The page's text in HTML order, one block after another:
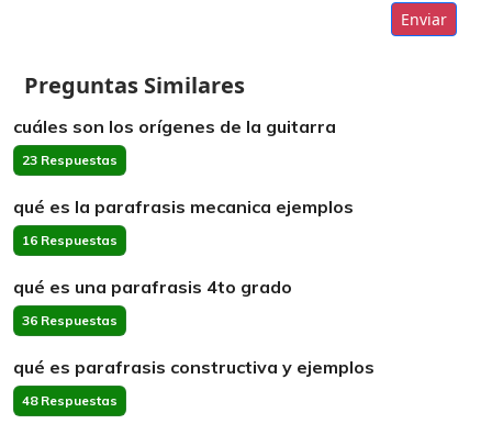
Enviar
Preguntas Similares
cuáles son los orígenes de la guitarra
23 Respuestas
qué es la parafrasis mecanica ejemplos
16 Respuestas
qué es una parafrasis 4to grado
36 Respuestas
qué es parafrasis constructiva y ejemplos
48 Respuestas